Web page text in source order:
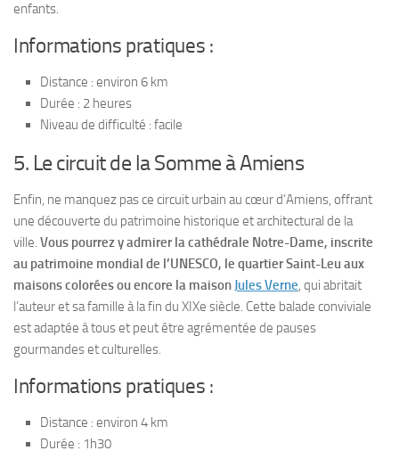
enfants.
Informations pratiques :
Distance : environ 6 km
Durée : 2 heures
Niveau de difficulté : facile
5. Le circuit de la Somme à Amiens
Enfin, ne manquez pas ce circuit urbain au cœur d’Amiens, offrant
une découverte du patrimoine historique et architectural de la
ville. Vous pourrez y admirer la cathédrale Notre-Dame, inscrite
au patrimoine mondial de l’UNESCO, le quartier Saint-Leu aux
maisons colorées ou encore la maison Jules Verne, qui abritait
l’auteur et sa famille à la fin du XIXe siècle. Cette balade conviviale
est adaptée à tous et peut être agrémentée de pauses
gourmandes et culturelles.
Informations pratiques :
Distance : environ 4 km
Durée : 1h30